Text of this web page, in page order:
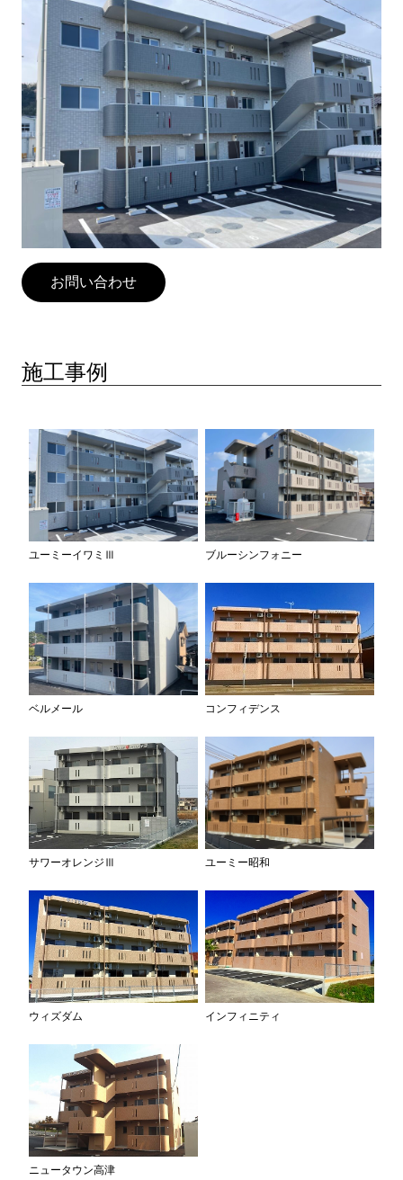
お問い合わせ
施工事例
ユーミーイワミⅢ ブルーシンフォニー
ベルメール コンフィデンス
サワーオレンジⅢ ユーミー昭和
ウィズダム インフィニティ
ニュータウン高津